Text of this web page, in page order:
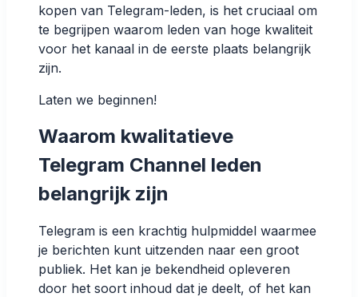
kopen van Telegram-leden, is het cruciaal om
te begrijpen waarom leden van hoge kwaliteit
voor het kanaal in de eerste plaats belangrijk
zijn.
Laten we beginnen!
Waarom kwalitatieve
Telegram Channel leden
belangrijk zijn
Telegram is een krachtig hulpmiddel waarmee
je berichten kunt uitzenden naar een groot
publiek. Het kan je bekendheid opleveren
door het soort inhoud dat je deelt, of het kan